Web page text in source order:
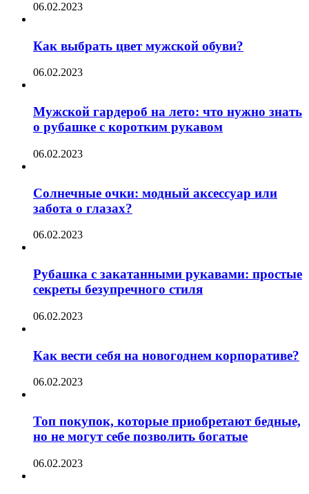
06.02.2023
Как выбрать цвет мужской обуви?
06.02.2023
Мужской гардероб на лето: что нужно знать
о рубашке с коротким рукавом
06.02.2023
Солнечные очки: модный аксессуар или
забота о глазах?
06.02.2023
Рубашка с закатанными рукавами: простые
секреты безупречного стиля
06.02.2023
Как вести себя на новогоднем корпоративе?
06.02.2023
Топ покупок, которые приобретают бедные,
но не могут себе позволить богатые
06.02.2023